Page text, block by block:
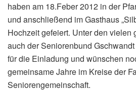
haben am 18.Feber 2012 in der
und anschließend im Gasthaus
Hochzeit gefeiert. Unter den vielen
auch der Seniorenbund
für die Einladung und wünschen
gemeinsame Jahre im Kreise der
Seniorengemeinschaft.